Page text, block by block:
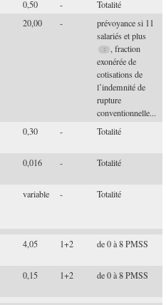
0,50 -
Totalité
20,00 -
prévoyance si 11
salariés et plus
, fraction
exonérée de
cotisations de
l’indemnité de
rupture
conventionnelle...
0,30 - Totalité
0,016 - Totalité
variable - Totalité
4,05 1+2 de 0 à 8 PMSS
0,15 1+2 de 0 à 8 PMSS